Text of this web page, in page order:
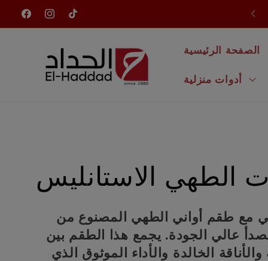
إلى
المحتوى
فيسبوكإنستغرام
تيك
وصلت للتو منتجات جديدة
الصفحة الرئيسية
أدوات منزلية
م
م
الطهي الاستانليس
مع طقم أواني الطهي المصنوع من
عالي الجودة. يجمع هذا الطقم بين
والأناقة الخالدة والأداء الموثوق الذي